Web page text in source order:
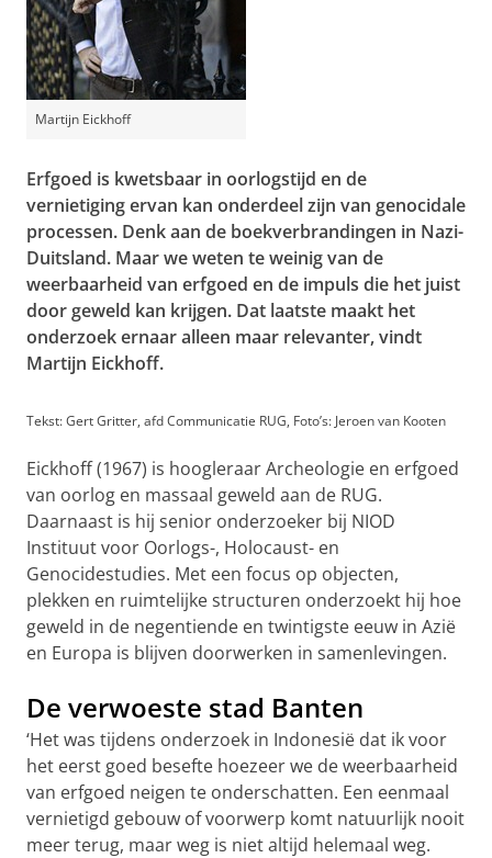
Martijn Eickhoff
Erfgoed is kwetsbaar in oorlogstijd en de
vernietiging ervan kan onderdeel zijn van genocidale
processen. Denk aan de boekverbrandingen in Nazi-
Duitsland. Maar we weten te weinig van de
weerbaarheid van erfgoed en de impuls die het juist
door geweld kan krijgen. Dat laatste maakt het
onderzoek ernaar alleen maar relevanter, vindt
Martijn Eickhoff.
Tekst: Gert Gritter, afd Communicatie RUG, Foto’s: Jeroen van Kooten
Eickhoff (1967) is hoogleraar Archeologie en erfgoed
van oorlog en massaal geweld aan de RUG.
Daarnaast is hij senior onderzoeker bij NIOD
Instituut voor Oorlogs-, Holocaust- en
Genocidestudies. Met een focus op objecten,
plekken en ruimtelijke structuren onderzoekt hij hoe
geweld in de negentiende en twintigste eeuw in Azië
en Europa is blijven doorwerken in samenlevingen.
De verwoeste stad Banten
‘Het was tijdens onderzoek in Indonesië dat ik voor
het eerst goed besefte hoezeer we de weerbaarheid
van erfgoed neigen te onderschatten. Een eenmaal
vernietigd gebouw of voorwerp komt natuurlijk nooit
meer terug, maar weg is niet altijd helemaal weg.